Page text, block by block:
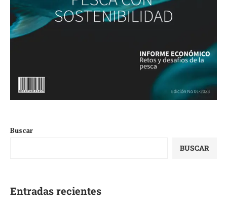
Buscar
BUSCAR
Entradas recientes